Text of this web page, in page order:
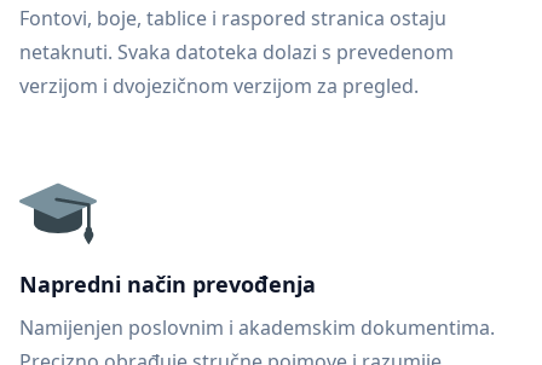
Fontovi, boje, tablice i raspored stranica ostaju
netaknuti. Svaka datoteka dolazi s prevedenom
verzijom i dvojezičnom verzijom za pregled.
Napredni način prevođenja
Namijenjen poslovnim i akademskim dokumentima.